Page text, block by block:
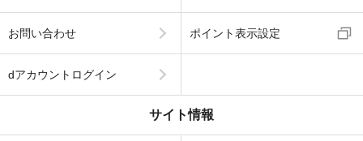
お問い合わせ ポイント表示設定
dアカウントログイン
サイト情報